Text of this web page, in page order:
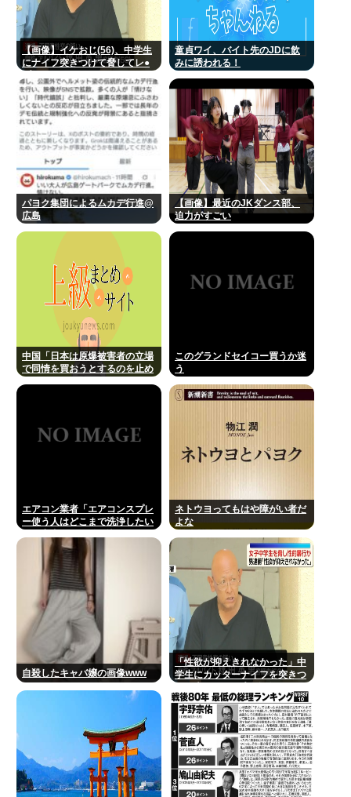
【画像】イケおじ(56)、中学生
にナイフ突きつけて脅してレ●
童貞ワイ、バイト先のJDに飲
みに誘われる！
パヨク集団によるムカデ行進@
広島
【画像】最近のJKダンス部、
迫力がすごい
中国「日本は原爆被害者の立場
で同情を買おうとするのを止め
このグランドセイコー買うか迷
う
エアコン業者「エアコンスプレ
ー使う人はどこまで洗浄したい
ァンは汚いままですよ」331.5
万バズ
ネトウヨってもはや障がい者だ
よな
自殺したキャバ嬢の画像www
「性欲が抑えきれなかった」中
学生にカッターナイフを突きつ
バイトの秋田英男(56)が逮捕さ
れる